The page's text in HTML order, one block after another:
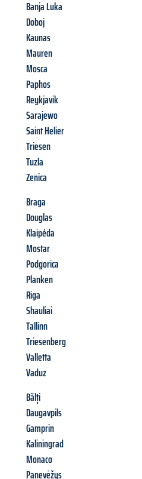
Banja Luka
Doboj
Kaunas
Mauren
Mosca
Paphos
Reykjavik
Sarajewo
Saint Helier
Triesen
Tuzla
Zenica
Braga
Douglas
Klaipéda
Mostar
Podgorica
Planken
Riga
Shauliai
Tallinn
Triesenberg
Valletta
Vaduz
Bălți
Daugavpils
Gamprin
Kaliningrad
Monaco
Panevėžys